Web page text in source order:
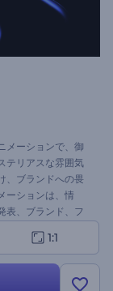
メーションで、御
テリアスな雰囲気
、ブランドへの畏
ーションは、情
表、ブランド、フ
アップロード
みのロゴアニメ
1:1